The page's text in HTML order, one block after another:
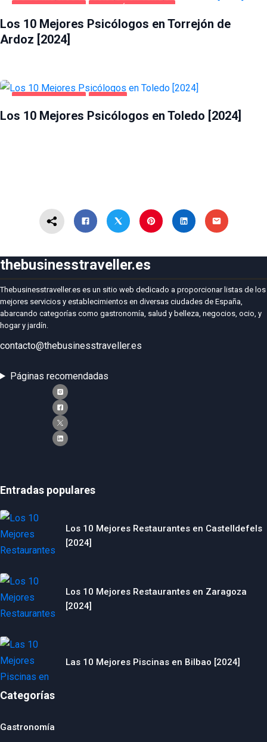
Los 10 Mejores Psicólogos en Torrejón de
Ardoz [2024]
Los 10 Mejores Psicólogos en Toledo [2024]
thebusinesstraveller.es
Thebusinesstraveller.es es un sitio web dedicado a proporcionar listas de los
mejores servicios y establecimientos en diversas ciudades de España,
abarcando categorías como gastronomía, salud y belleza, negocios, ocio, y
hogar y jardín.
contacto@thebusinesstraveller.es
Páginas recomendadas
Entradas populares
Los 10 Mejores Restaurantes en Castelldefels
[2024]
Los 10 Mejores Restaurantes en Zaragoza
[2024]
Las 10 Mejores Piscinas en Bilbao [2024]
Categorías
Gastronomía